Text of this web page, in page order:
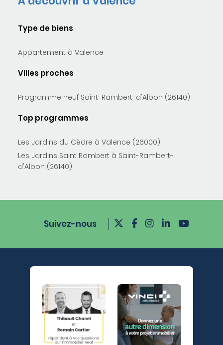
Type de biens
Appartement à Valence
Villes proches
Programme neuf Saint-Rambert-d'Albon (26140)
Top programmes
Les Jardins du Cèdre à Valence (26000)
Les Jardins Saint Rambert à Saint-Rambert-
d'Albon (26140)
Suivez-nous